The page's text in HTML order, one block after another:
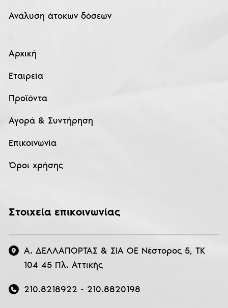
Ανάλυση άτοκων δόσεων
Αρχική
Εταιρεία
Προϊόντα
Αγορά & Συντήρηση
Επικοινωνία
Όροι χρήσης
Στοιχεία επικοινωνίας
Α. ΔΕΛΛΑΠΟΡΤΑΣ & ΣΙΑ ΟΕ Νέστορος 5, ΤΚ
104 45 Πλ. Αττικής
210.8218922 - 210.8820198